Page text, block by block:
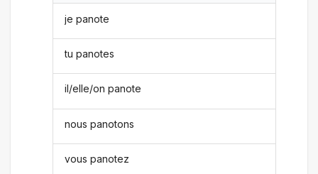
je panote
tu panotes
il/elle/on panote
nous panotons
vous panotez